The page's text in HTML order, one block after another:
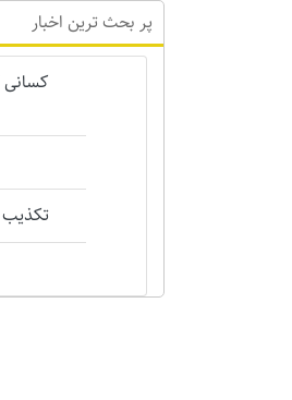
پر بحث ترین اخبار